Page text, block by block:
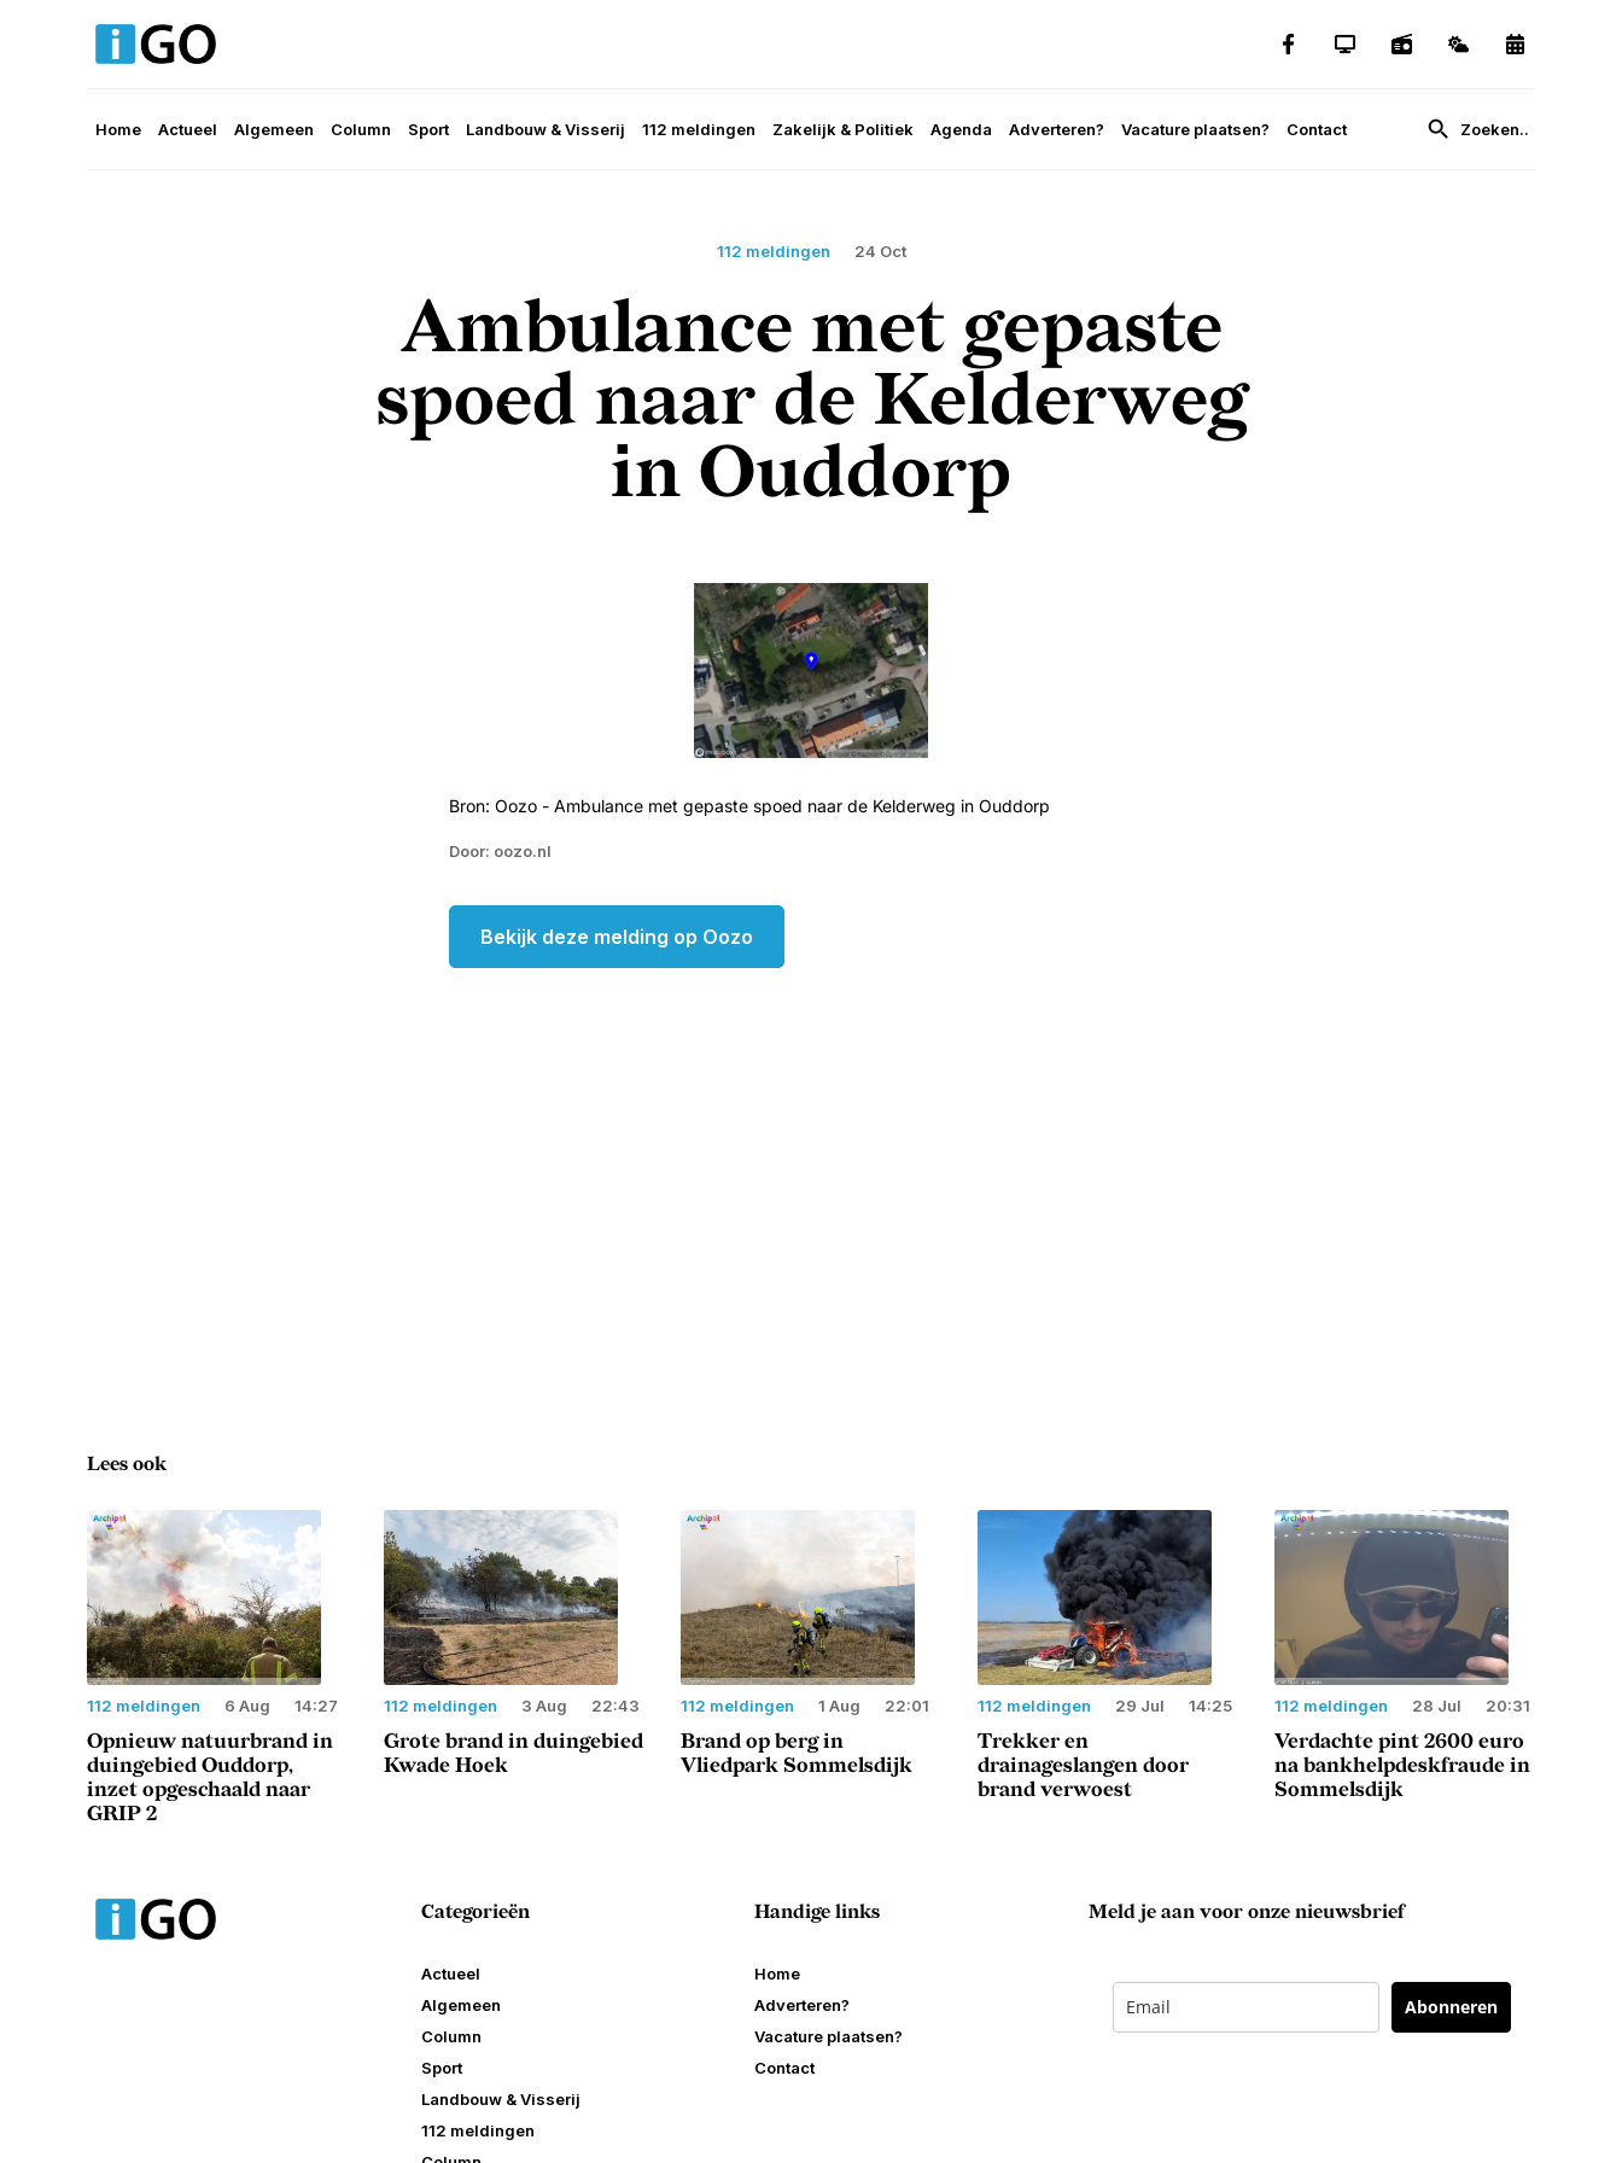
Home Actueel Algemeen Column Sport Landbouw & Visserij 112 meldingen Zakelijk & Politiek Agenda Adverteren? Vacature plaatsen? Contact
112 meldingen 24 Oct
Ambulance met gepaste
spoed naar de Kelderweg
in Ouddorp
Bron: Oozo - Ambulance met gepaste spoed naar de Kelderweg in Ouddorp
Door: oozo.nl
Bekijk deze melding op Oozo
Lees ook
112 meldingen 6 Aug 14:27
Opnieuw natuurbrand in
duingebied Ouddorp,
inzet opgeschaald naar
GRIP 2
112 meldingen 3 Aug 22:43
Grote brand in duingebied
Kwade Hoek
112 meldingen 1 Aug 22:01
Brand op berg in
Vliedpark Sommelsdijk
112 meldingen 29 Jul 14:25
Trekker en
drainageslangen door
brand verwoest
112 meldingen 28 Jul 20:31
Verdachte pint 2600 euro
na bankhelpdeskfraude in
Sommelsdijk
Categorieën
Actueel
Algemeen
Column
Sport
Landbouw & Visserij
112 meldingen
Handige links
Home
Adverteren?
Vacature plaatsen?
Contact
Meld je aan voor onze nieuwsbrief
Abonneren